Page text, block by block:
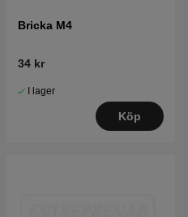
Bricka M4
34 kr
I lager
Köp